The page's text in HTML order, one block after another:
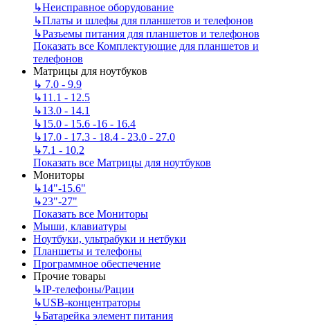
↳Неисправное оборудование
↳Платы и шлефы для планшетов и телефонов
↳Разъемы питания для планшетов и телефонов
Показать все Комплектующие для планшетов и
телефонов
Матрицы для ноутбуков
↳ 7.0 - 9.9
↳11.1 - 12.5
↳13.0 - 14.1
↳15.0 - 15.6 -16 - 16.4
↳17.0 - 17.3 - 18.4 - 23.0 - 27.0
↳7.1 - 10.2
Показать все Матрицы для ноутбуков
Мониторы
↳14"-15.6"
↳23"-27"
Показать все Мониторы
Мыши, клавиатуры
Ноутбуки, ультрабуки и нетбуки
Планшеты и телефоны
Программное обеспечение
Прочие товары
↳IP‑телефоны/Рации
↳USB-концентраторы
↳Батарейка элемент питания